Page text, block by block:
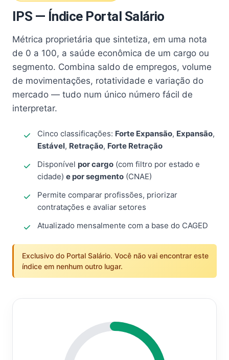
IPS — Índice Portal Salário
Métrica proprietária que sintetiza, em uma nota
de 0 a 100, a saúde econômica de um cargo ou
segmento. Combina saldo de empregos, volume
de movimentações, rotatividade e variação do
mercado — tudo num único número fácil de
interpretar.
Cinco classificações: Forte Expansão, Expansão,
Estável, Retração, Forte Retração
Disponível por cargo (com filtro por estado e
cidade) e por segmento (CNAE)
Permite comparar profissões, priorizar
contratações e avaliar setores
Atualizado mensalmente com a base do CAGED
Exclusivo do Portal Salário. Você não vai encontrar este
índice em nenhum outro lugar.